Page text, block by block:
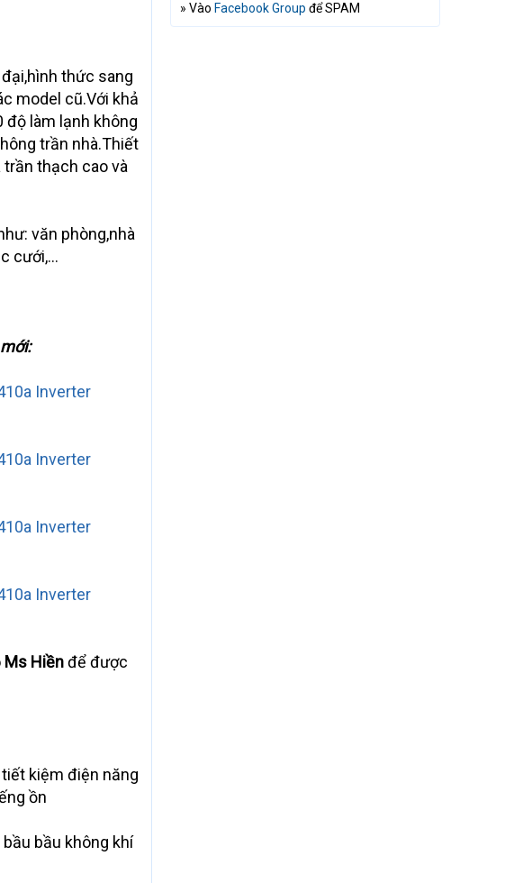
thức sang
model cũ.Với khả
độ làm lạnh không
trần nhà.Thiết
thạch cao và
văn phòng,nhà
cưới,...
Inverter
Inverter
Inverter
Inverter
Ms Hiềnđể được
kiệm điện năng
ồn
bầu không khí
» Vào Facebook Group để SPAM